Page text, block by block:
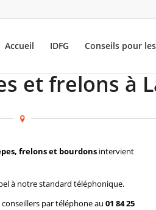
Accueil IDFG Conseils pour
et frelons à
frelons et bourdons intervient
à notre standard téléphonique.
par téléphone au 01 84 25